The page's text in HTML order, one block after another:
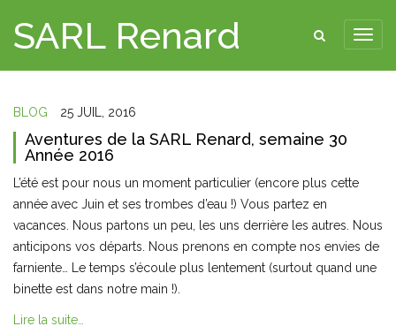
SARL Renard
BLOG 25 JUIL, 2016
Aventures de la SARL Renard, semaine 30
Année 2016
L’été est pour nous un moment particulier (encore plus cette
année avec Juin et ses trombes d’eau !) Vous partez en
vacances. Nous partons un peu, les uns derrière les autres. Nous
anticipons vos départs. Nous prenons en compte nos envies de
farniente… Le temps s’écoule plus lentement (surtout quand une
binette est dans notre main !).
Lire la suite…